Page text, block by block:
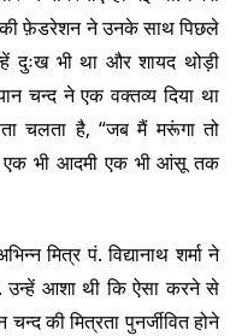
फ़ेडरेशन ने उनके साथ पिछले
भी था और शायद थोड़ी
चन्द ने एक वक्तव्य दिया था
चलता है, “जब मैं मरूंगा तो
एक भी आदमी एक भी आंसू तक
मित्र पं. विद्यानाथ शर्मा ने
उन्हें आशा थी कि ऐसा करने से
की मित्रता पुनर्जीवित होने